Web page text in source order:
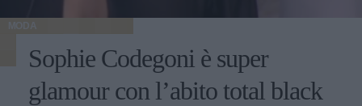
MODA
Sophie Codegoni è super
glamour con l’abito total black